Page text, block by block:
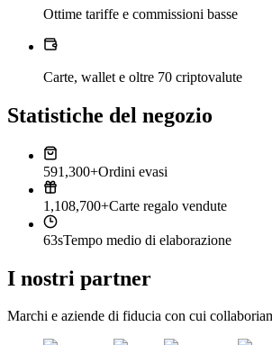
Ottime tariffe e commissioni basse
Carte, wallet e oltre 70 criptovalute
Statistiche del negozio
591,300+Ordini evasi
1,108,700+Carte regalo vendute
63sTempo medio di elaborazione
I nostri partner
Marchi e aziende di fiducia con cui